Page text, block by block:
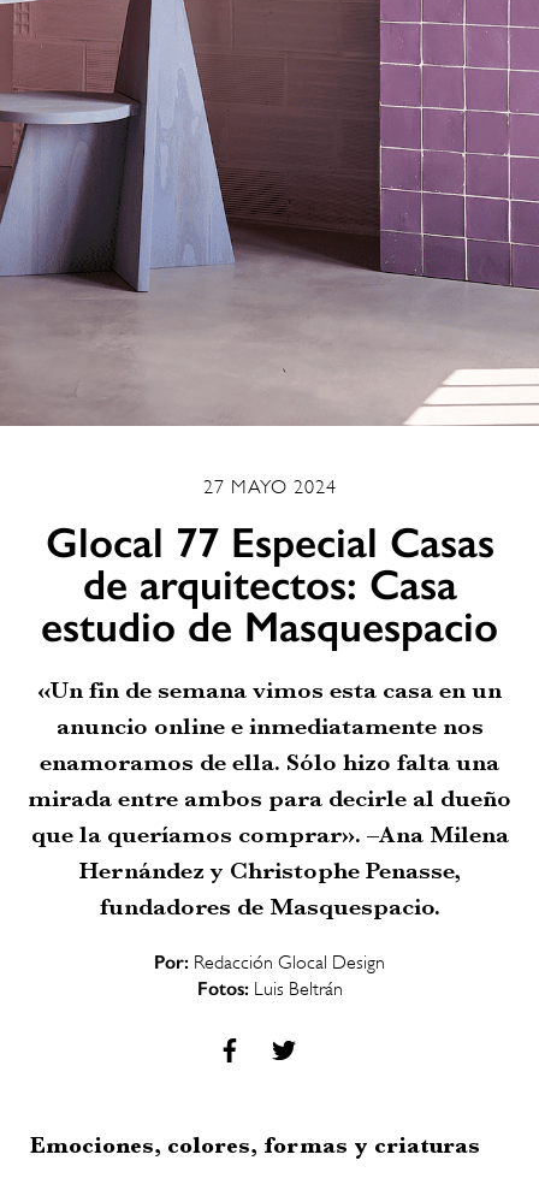
27 MAYO 2024
Glocal 77 Especial Casas
de arquitectos: Casa
estudio de Masquespacio
«Un fin de semana vimos esta casa en un
anuncio online e inmediatamente nos
enamoramos de ella. Sólo hizo falta una
mirada entre ambos para decirle al dueño
que la queríamos comprar». –Ana Milena
Hernández y Christophe Penasse,
fundadores de Masquespacio.
Por: Redacción Glocal Design
Fotos: Luis Beltrán
Emociones, colores, formas y criaturas